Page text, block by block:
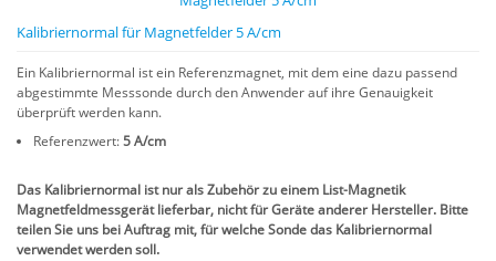
Kalibriernormal für Magnetfelder 5 A/cm
Ein Kalibriernormal ist ein Referenzmagnet, mit dem eine dazu passend
abgestimmte Messsonde durch den Anwender auf ihre Genauigkeit
überprüft werden kann.
Referenzwert:5 A/cm
Das Kalibriernormal ist nur als Zubehör zu einem List-Magnetik
Magnetfeldmessgerät lieferbar, nicht für Geräte anderer Hersteller. Bitte
teilen Sie uns bei Auftrag mit, für welche Sonde das Kalibriernormal
verwendet werden soll.